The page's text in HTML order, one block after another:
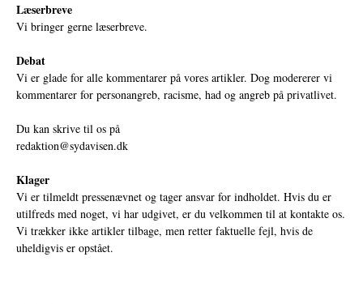
Læserbreve
Vi bringer gerne læserbreve.
Debat
Vi er glade for alle kommentarer på vores artikler. Dog modererer vi
kommentarer for personangreb, racisme, had og angreb på privatlivet.
Du kan skrive til os på
redaktion@sydavisen.dk
Klager
Vi er tilmeldt pressenævnet og tager ansvar for indholdet. Hvis du er
utilfreds med noget, vi har udgivet, er du velkommen til at kontakte os.
Vi trækker ikke artikler tilbage, men retter faktuelle fejl, hvis de
uheldigvis er opstået.